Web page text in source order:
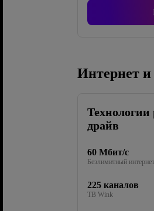
Интернет
Технологии
драйв
60 Мбит/с
Безлимитный интернет
225 каналов
ТВ Wink